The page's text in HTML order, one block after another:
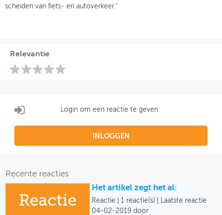
scheiden van fiets- en autoverkeer.’
Relevantie
Login om een reactie te geven
INLOGGEN
Recente reacties
Reactie
Het artikel zegt het al:
Reactie 1 reactie(s)
Laatste reactie
04-02-2019 door